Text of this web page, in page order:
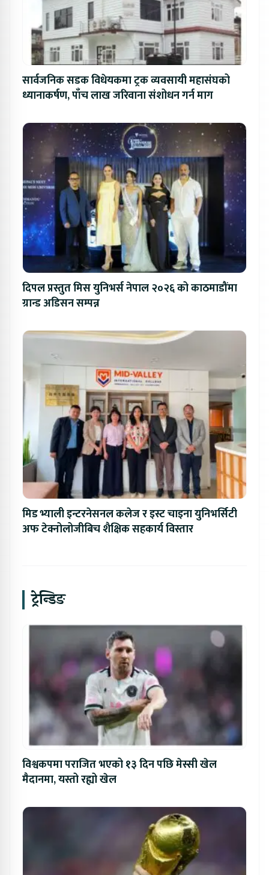
सार्वजनिक सडक विधेयकमा ट्रक व्यवसायी महासंघको
ध्यानाकर्षण, पाँच लाख जरिवाना संशोधन गर्न माग
दिपल प्रस्तुत मिस युनिभर्स नेपाल २०२६ को काठमाडौंमा
ग्रान्ड अडिसन सम्पन्न
मिड भ्याली इन्टरनेसनल कलेज र इस्ट चाइना युनिभर्सिटी
अफ टेक्नोलोजीबिच शैक्षिक सहकार्य विस्तार
ट्रेन्डिङ
विश्वकपमा पराजित भएको १३ दिन पछि मेस्सी खेल
मैदानमा, यस्तो रह्यो खेल